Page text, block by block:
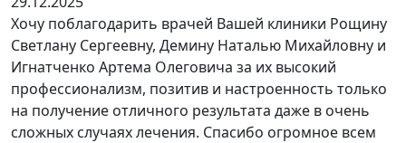
Хочу поблагодарить врачей Вашей клиники Рощину
Светлану Сергеевну, Демину Наталью Михайловну и
Игнатченко Артема Олеговича за их высокий
профессионализм, позитив и настроенность только
на получение отличного результата даже в очень
сложных случаях лечения. Спасибо огромное всем